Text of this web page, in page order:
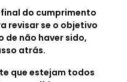
do cumprimento
revisar se o objetivo
de não haver sido,
atrás.
que estejam todos